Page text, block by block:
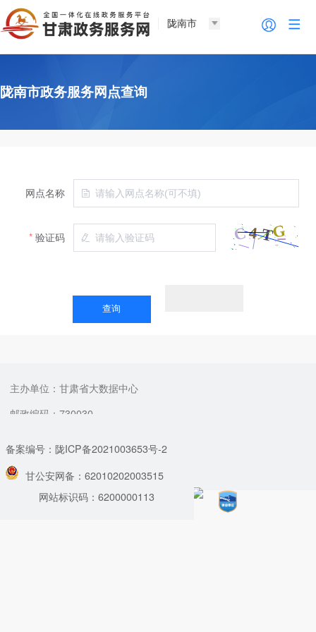
陇南市
陇南市政务服务网点查询
网点名称
验证码
主办单位：甘肃省大数据中心
邮政编码：730030
备案编号：陇ICP备2021003653号-2
甘公安网备：62010202003515
网站标识码：6200000113